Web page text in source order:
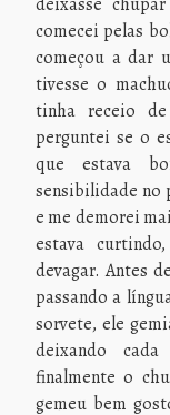
comecei pelas
começou a dar
tivesse o
tinha receio
perguntei se o
que estava
sensibilidade no
e me demorei
estava
devagar. Antes
passando a
sorvete, ele
deixando
finalmente o
gemeu bem